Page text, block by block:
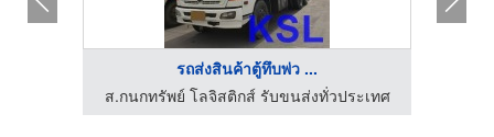
รถส่งสินค้าตู้ทึบพ่ว ...
ส.กนกทรัพย์ โลจิสติกส์ รับขนส่งทั่วประเทศ